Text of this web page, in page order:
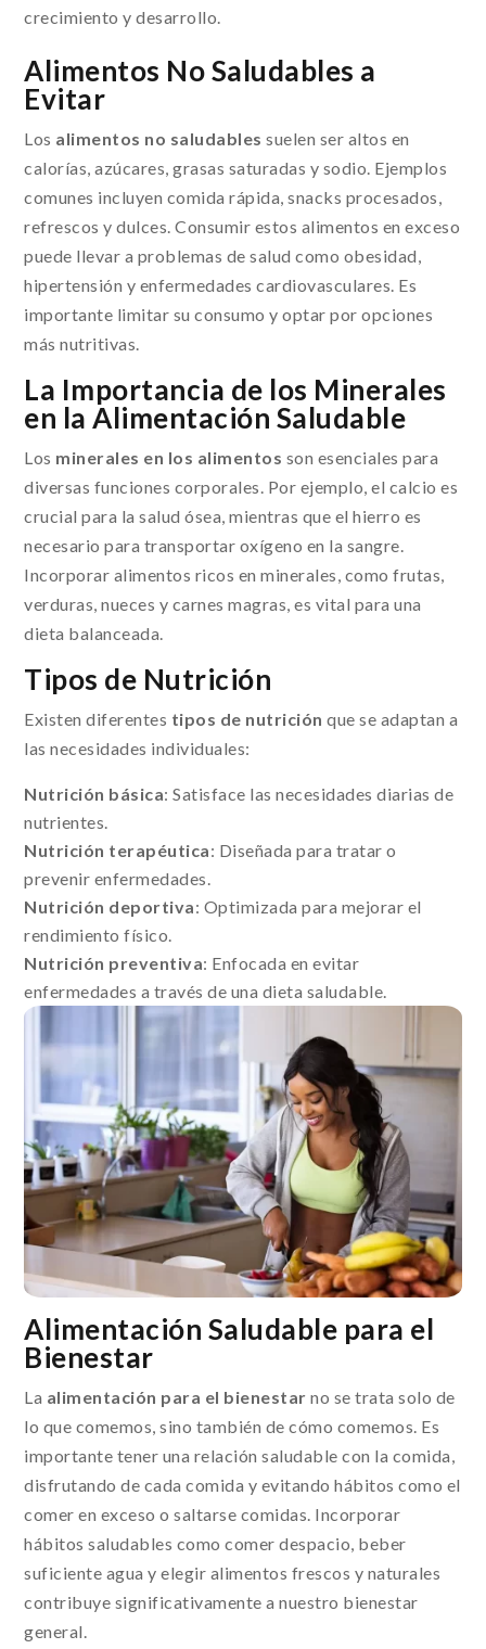
crecimiento y desarrollo.
Alimentos No Saludables a
Evitar
Los alimentos no saludables suelen ser altos en
calorías, azúcares, grasas saturadas y sodio. Ejemplos
comunes incluyen comida rápida, snacks procesados,
refrescos y dulces. Consumir estos alimentos en exceso
puede llevar a problemas de salud como obesidad,
hipertensión y enfermedades cardiovasculares. Es
importante limitar su consumo y optar por opciones
más nutritivas.
La Importancia de los Minerales
en la Alimentación Saludable
Los minerales en los alimentos son esenciales para
diversas funciones corporales. Por ejemplo, el calcio es
crucial para la salud ósea, mientras que el hierro es
necesario para transportar oxígeno en la sangre.
Incorporar alimentos ricos en minerales, como frutas,
verduras, nueces y carnes magras, es vital para una
dieta balanceada.
Tipos de Nutrición
Existen diferentes tipos de nutrición que se adaptan a
las necesidades individuales:
Nutrición básica: Satisface las necesidades diarias de
nutrientes.
Nutrición terapéutica: Diseñada para tratar o
prevenir enfermedades.
Nutrición deportiva: Optimizada para mejorar el
rendimiento físico.
Nutrición preventiva: Enfocada en evitar
enfermedades a través de una dieta saludable.
Alimentación Saludable para el
Bienestar
La alimentación para el bienestar no se trata solo de
lo que comemos, sino también de cómo comemos. Es
importante tener una relación saludable con la comida,
disfrutando de cada comida y evitando hábitos como el
comer en exceso o saltarse comidas. Incorporar
hábitos saludables como comer despacio, beber
suficiente agua y elegir alimentos frescos y naturales
contribuye significativamente a nuestro bienestar
general.